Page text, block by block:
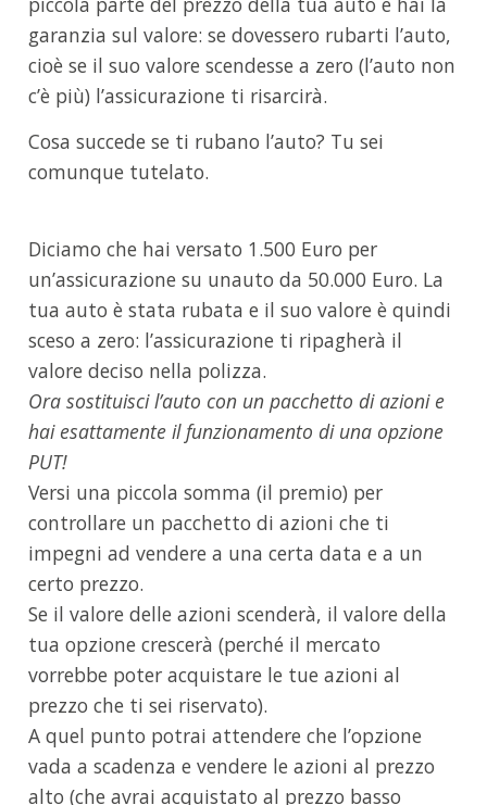
garanzia sul valore: se dovessero rubarti l’auto,
cioè se il suo valore scendesse a zero (l’auto non
c’è più) l’assicurazione ti risarcirà.
Cosa succede se ti rubano l’auto? Tu sei
comunque tutelato.
Diciamo che hai versato 1.500 Euro per
un’assicurazione su unauto da 50.000 Euro. La
tua auto è stata rubata e il suo valore è quindi
sceso a zero: l’assicurazione ti ripagherà il
valore deciso nella polizza.
Ora sostituisci l’auto con un pacchetto di azioni e
hai esattamente il funzionamento di una opzione
PUT!
Versi una piccola somma (il premio) per
controllare un pacchetto di azioni che ti
impegni ad vendere a una certa data e a un
certo prezzo.
Se il valore delle azioni scenderà, il valore della
tua opzione crescerà (perché il mercato
vorrebbe poter acquistare le tue azioni al
prezzo che ti sei riservato).
A quel punto potrai attendere che l’opzione
vada a scadenza e vendere le azioni al prezzo
alto (che avrai acquistato al prezzo basso